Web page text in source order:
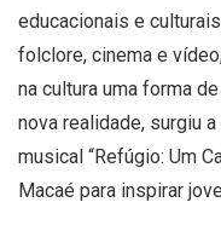
educacionais e
folclore, cinema e
na cultura uma forma
nova realidade, surgiu
musical “Refúgio: Um
Macaé para inspirar